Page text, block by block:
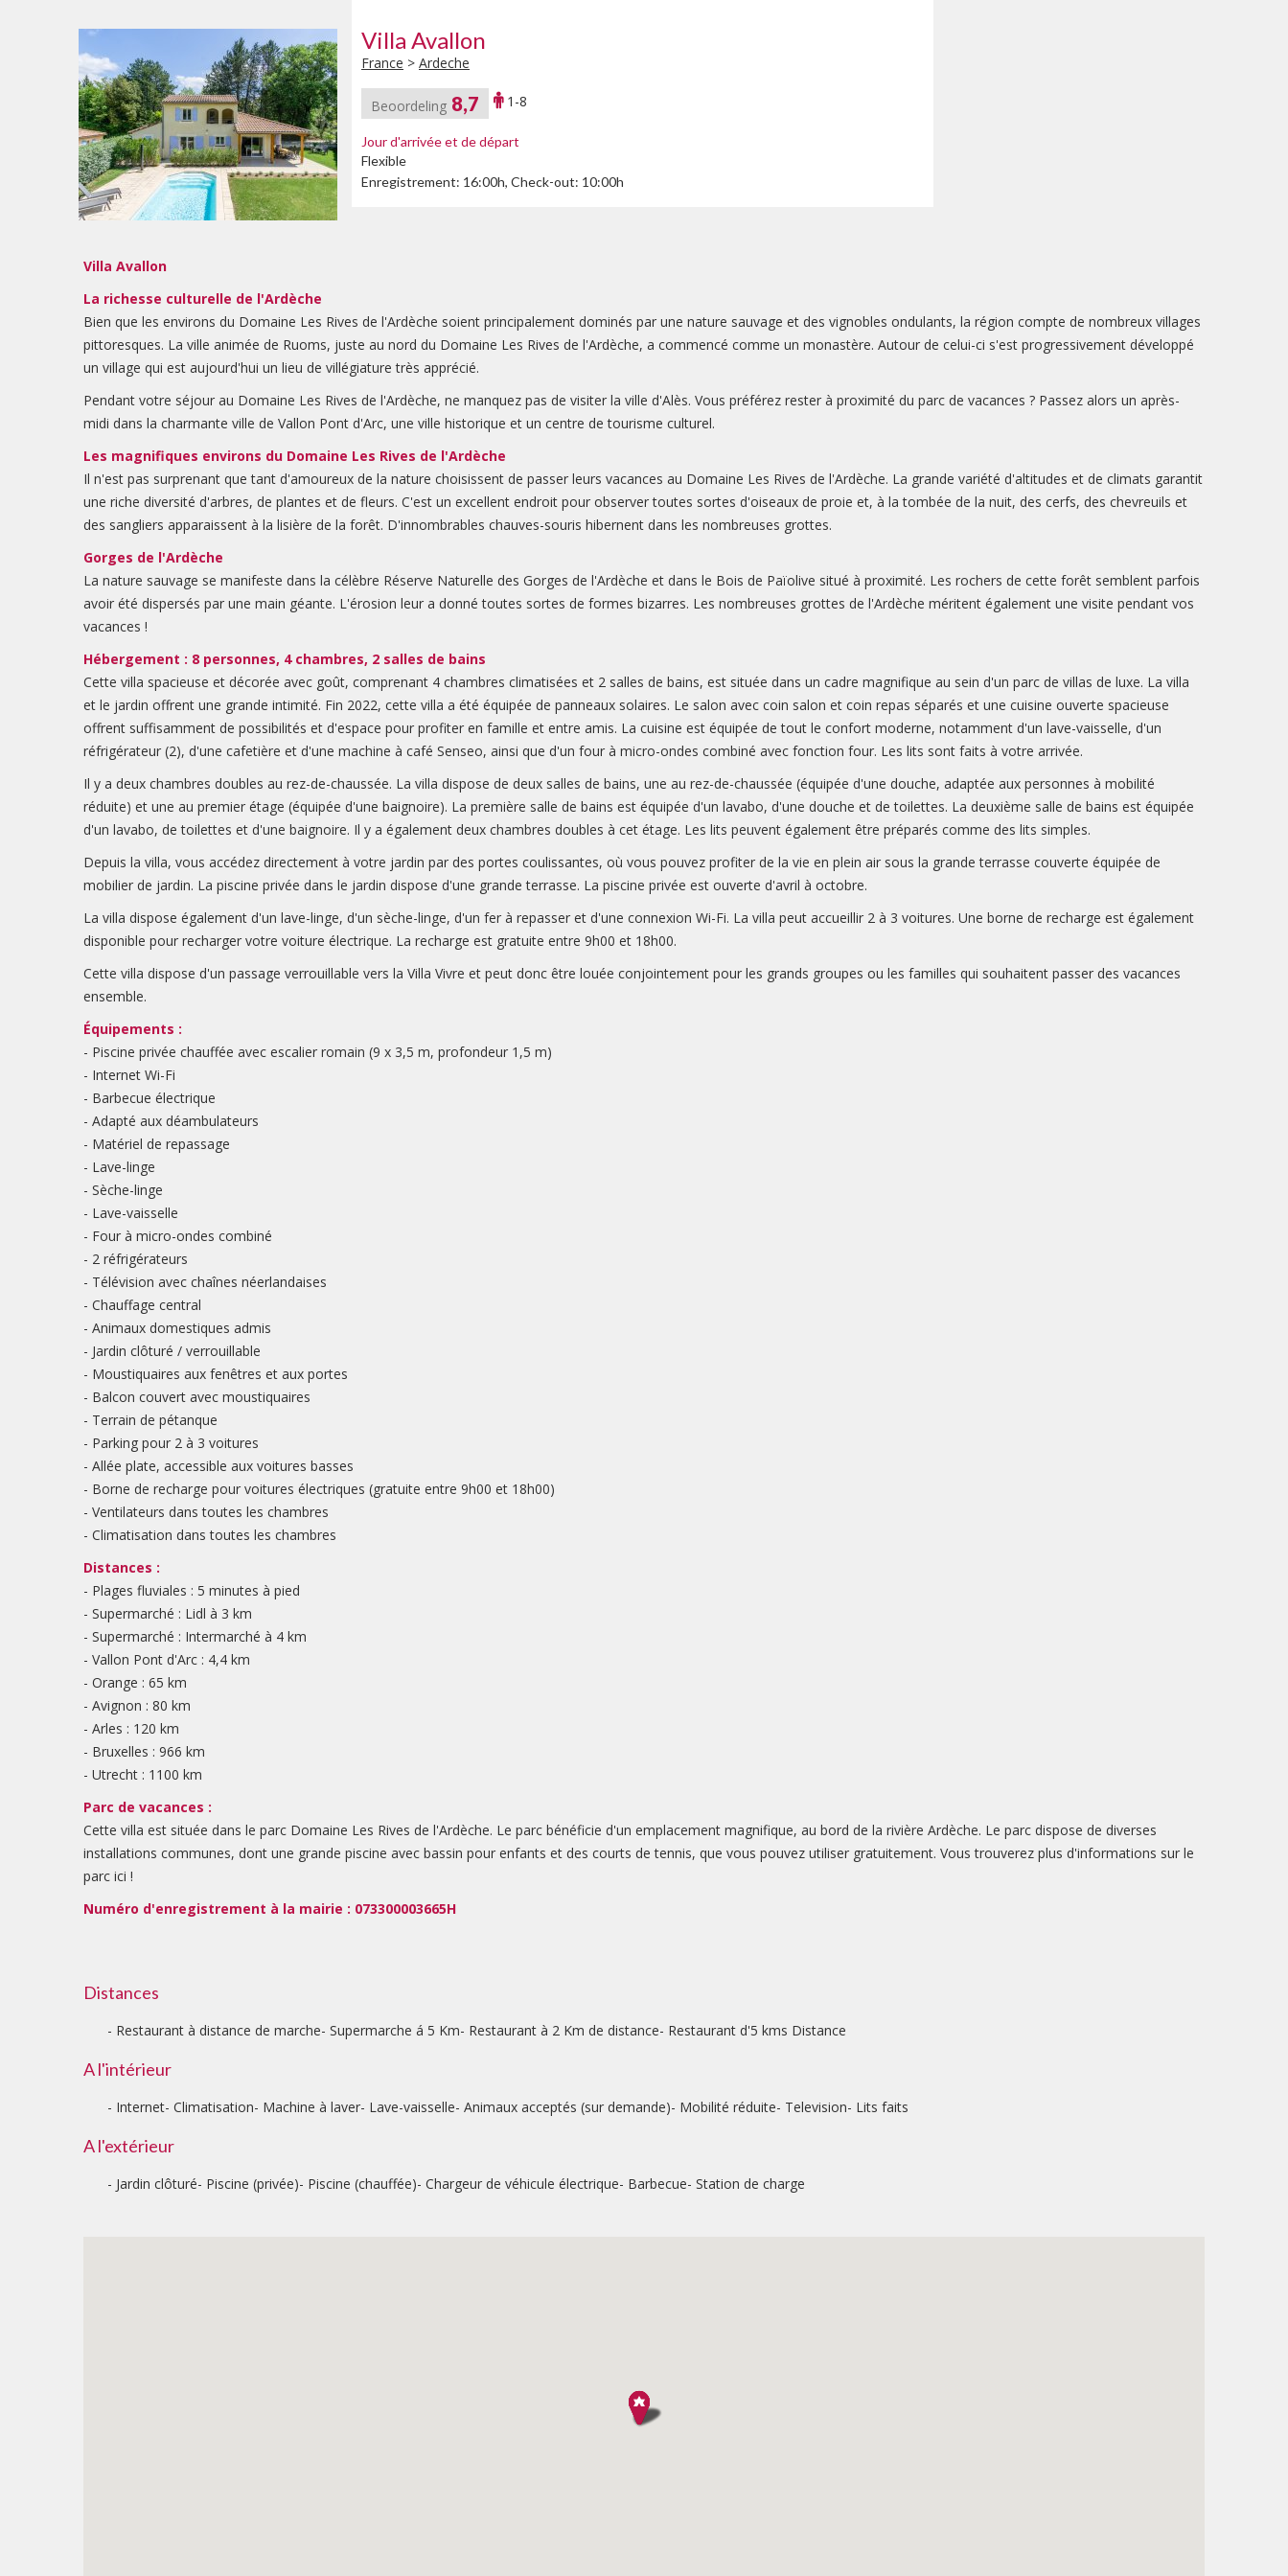
Villa Avallon
France > Ardeche
Beoordeling 8,7 1-8
Jour d'arrivée et de départ
Flexible
Enregistrement: 16:00h, Check-out: 10:00h
Villa Avallon
La richesse culturelle de l'Ardèche
Bien que les environs du Domaine Les Rives de l'Ardèche soient principalement dominés par une nature sauvage et des vignobles ondulants, la région compte de nombreux villages
pittoresques. La ville animée de Ruoms, juste au nord du Domaine Les Rives de l'Ardèche, a commencé comme un monastère. Autour de celui-ci s'est progressivement développé
un village qui est aujourd'hui un lieu de villégiature très apprécié.
Pendant votre séjour au Domaine Les Rives de l'Ardèche, ne manquez pas de visiter la ville d'Alès. Vous préférez rester à proximité du parc de vacances ? Passez alors un après-
midi dans la charmante ville de Vallon Pont d'Arc, une ville historique et un centre de tourisme culturel.
Les magnifiques environs du Domaine Les Rives de l'Ardèche
Il n'est pas surprenant que tant d'amoureux de la nature choisissent de passer leurs vacances au Domaine Les Rives de l'Ardèche. La grande variété d'altitudes et de climats garantit
une riche diversité d'arbres, de plantes et de fleurs. C'est un excellent endroit pour observer toutes sortes d'oiseaux de proie et, à la tombée de la nuit, des cerfs, des chevreuils et
des sangliers apparaissent à la lisière de la forêt. D'innombrables chauves-souris hibernent dans les nombreuses grottes.
Gorges de l'Ardèche
La nature sauvage se manifeste dans la célèbre Réserve Naturelle des Gorges de l'Ardèche et dans le Bois de Païolive situé à proximité. Les rochers de cette forêt semblent parfois
avoir été dispersés par une main géante. L'érosion leur a donné toutes sortes de formes bizarres. Les nombreuses grottes de l'Ardèche méritent également une visite pendant vos
vacances !
Hébergement : 8 personnes, 4 chambres, 2 salles de bains
Cette villa spacieuse et décorée avec goût, comprenant 4 chambres climatisées et 2 salles de bains, est située dans un cadre magnifique au sein d'un parc de villas de luxe. La villa
et le jardin offrent une grande intimité. Fin 2022, cette villa a été équipée de panneaux solaires. Le salon avec coin salon et coin repas séparés et une cuisine ouverte spacieuse
offrent suffisamment de possibilités et d'espace pour profiter en famille et entre amis. La cuisine est équipée de tout le confort moderne, notamment d'un lave-vaisselle, d'un
réfrigérateur (2), d'une cafetière et d'une machine à café Senseo, ainsi que d'un four à micro-ondes combiné avec fonction four. Les lits sont faits à votre arrivée.
Il y a deux chambres doubles au rez-de-chaussée. La villa dispose de deux salles de bains, une au rez-de-chaussée (équipée d'une douche, adaptée aux personnes à mobilité
réduite) et une au premier étage (équipée d'une baignoire). La première salle de bains est équipée d'un lavabo, d'une douche et de toilettes. La deuxième salle de bains est équipée
d'un lavabo, de toilettes et d'une baignoire. Il y a également deux chambres doubles à cet étage. Les lits peuvent également être préparés comme des lits simples.
Depuis la villa, vous accédez directement à votre jardin par des portes coulissantes, où vous pouvez profiter de la vie en plein air sous la grande terrasse couverte équipée de
mobilier de jardin. La piscine privée dans le jardin dispose d'une grande terrasse. La piscine privée est ouverte d'avril à octobre.
La villa dispose également d'un lave-linge, d'un sèche-linge, d'un fer à repasser et d'une connexion Wi-Fi. La villa peut accueillir 2 à 3 voitures. Une borne de recharge est également
disponible pour recharger votre voiture électrique. La recharge est gratuite entre 9h00 et 18h00.
Cette villa dispose d'un passage verrouillable vers la Villa Vivre et peut donc être louée conjointement pour les grands groupes ou les familles qui souhaitent passer des vacances
ensemble.
Équipements :
- Piscine privée chauffée avec escalier romain (9 x 3,5 m, profondeur 1,5 m)
- Internet Wi-Fi
- Barbecue électrique
- Adapté aux déambulateurs
- Matériel de repassage
- Lave-linge
- Sèche-linge
- Lave-vaisselle
- Four à micro-ondes combiné
- 2 réfrigérateurs
- Télévision avec chaînes néerlandaises
- Chauffage central
- Animaux domestiques admis
- Jardin clôturé / verrouillable
- Moustiquaires aux fenêtres et aux portes
- Balcon couvert avec moustiquaires
- Terrain de pétanque
- Parking pour 2 à 3 voitures
- Allée plate, accessible aux voitures basses
- Borne de recharge pour voitures électriques (gratuite entre 9h00 et 18h00)
- Ventilateurs dans toutes les chambres
- Climatisation dans toutes les chambres
Distances :
- Plages fluviales : 5 minutes à pied
- Supermarché : Lidl à 3 km
- Supermarché : Intermarché à 4 km
- Vallon Pont d'Arc : 4,4 km
- Orange : 65 km
- Avignon : 80 km
- Arles : 120 km
- Bruxelles : 966 km
- Utrecht : 1100 km
Parc de vacances :
Cette villa est située dans le parc Domaine Les Rives de l'Ardèche. Le parc bénéficie d'un emplacement magnifique, au bord de la rivière Ardèche. Le parc dispose de diverses
installations communes, dont une grande piscine avec bassin pour enfants et des courts de tennis, que vous pouvez utiliser gratuitement. Vous trouverez plus d'informations sur le
parc ici !
Numéro d'enregistrement à la mairie : 073300003665H
Distances
Restaurant à distance de marche Supermarche á 5 Km Restaurant à 2 Km de distance Restaurant d'5 kms Distance
A l'intérieur
Internet Climatisation Machine à laver Lave-vaisselle Animaux acceptés (sur demande) Mobilité réduite Television Lits faits
A l'extérieur
Jardin clôturé Piscine (privée) Piscine (chauffée) Chargeur de véhicule électrique Barbecue Station de charge